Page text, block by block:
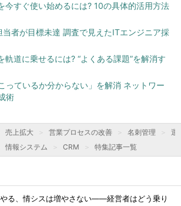
今すぐ使い始めるには? 10の具体的活用方法
者が目標未達 調査で見えたITエンジニア採
軌道に乗せるには? “よくある課題”を解消す
っているか分からない」を解消 ネットワー
術
売上拡大 営業プロセスの改善 名刺管理
運
情報システム CRM 特集記事一覧
る、情シスは増やさない――経営者はどう乗り